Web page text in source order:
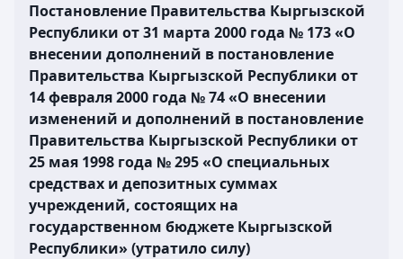
Постановление Правительства Кыргызской
Республики от 31 марта 2000 года № 173 «О
внесении дополнений в постановление
Правительства Кыргызской Республики от
14 февраля 2000 года № 74 «О внесении
изменений и дополнений в постановление
Правительства Кыргызской Республики от
25 мая 1998 года № 295 «О специальных
средствах и депозитных суммах
учреждений, состоящих на
государственном бюджете Кыргызской
Республики» (утратило силу)